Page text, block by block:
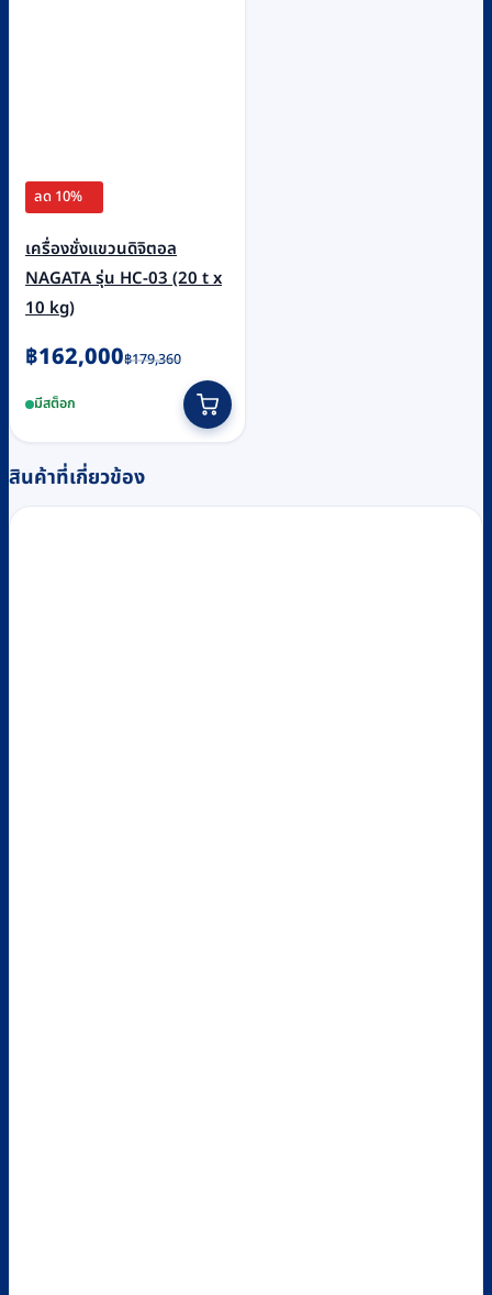
ลด 10%
เครื่องชั่งแขวนดิจิตอล
NAGATA รุ่น HC-03 (20 t x
10 kg)
฿179,360
Original
was:
฿179,360.
฿162,000
Current
is:
฿162,000.
มีสต็อก
สินค้าที่เกี่ยวข้อง